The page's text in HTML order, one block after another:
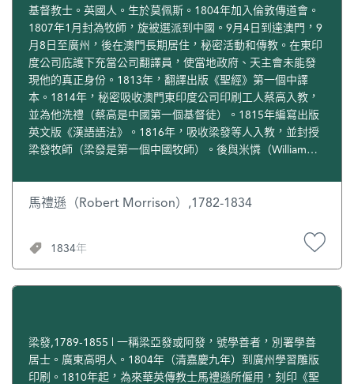
基督教士。英國人。生於莫佩斯。1804年加入倫敦傳道會。
1807年1月封為牧師，旋被選派到中國。9月4日到達澳門，9
月8日至廣州，後在澳門長期居住，秘密活動和傳教。在東印
度公司庇護下充當公司翻譯員，使當地政府、天主會未能發
現他的真正身份。1813年，翻譯出版《聖經》第一個中譯
本。1814年，秘密吸收澳門東印度公司印刷工人蔡高入教，
並為他洗禮（蔡高是中國第一個基督徒）。1815年編寫出版
英文版《漢語語法》。1816年，吸收梁發等人入教，並封授
梁發牧師（梁發是第一個中國牧師）。後與米憐（William
4595頁）；1818年與米憐在馬六甲創辦華人學校──英華書
院（1843年遷往香港）。1820年，協助東印度公司李文斯敦
國，設辦東方語言學校，還在家中開辦女子中文研究班。
1826年5月重返中國，把家安在澳門。1927年，協助英人馬
地臣創辦中國第一份英文報紙《廣州紀錄報》（1839年改名
《澳門雜錄》，1843年改稱《香港雜錄》），並任副主編；
病逝，葬於澳門馬禮遜墓園。為紀念他，1835年在澳門成立
以他名字命名的馬禮遜教育會，1839年該會在澳門創辦馬禮
遜學堂（前身是1831年設立的馬禮遜書塾）
馬禮遜（Robert Morrison）,1782-1834
1834年
梁發,1789-1855 | 一稱梁亞發或阿發，號學善者，別署學善
居士。廣東高明人。1804年（清嘉慶九年）到廣州學習雕版
印刷。1810年起，為來華英傳教士馬禮遜所僱用，刻印《聖